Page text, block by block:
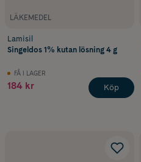
LÄKEMEDEL
Lamisil
Singeldos 1% kutan lösning 4 g
FÅ I LAGER
184 kr Köp